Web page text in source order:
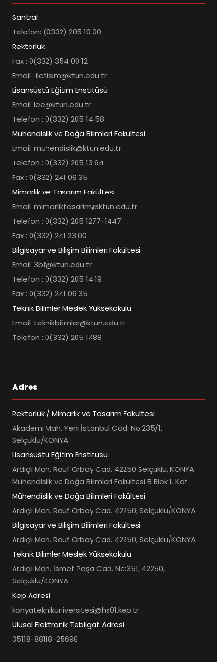
Santral
Telefon: (0332) 205 10 00
Rektörlük
Fax : 0(332) 354 00 12
Email : iletisim@ktun.edu.tr
Lisansüstü Eğitim Enstitüsü
Email: lee@ktun.edu.tr
Telefon : 0(332) 205 14 58
Mühendislik ve Doğa Bilimleri Fakültesi
Email: muhendislik@ktun.edu.tr
Telefon : 0(332) 205 13 64
Fax : 0(332) 241 06 35
Mimarlık ve Tasarım Fakültesi
Email: mimarliktasarim@ktun.edu.tr
Telefon : 0(332) 205 1277-1447
Fax : 0(332) 241 23 00
Bilgisayar ve Bilişim Bilimleri Fakültesi
Email: 3bf@ktun.edu.tr
Telefon : 0(332) 205 14 19
Fax : 0(332) 241 06 35
Teknik Bilimler Meslek Yüksekokulu
Email: teknikbilimler@ktun.edu.tr
Telefon : 0(332) 205 1488
Adres
Rektörlük / Mimarlık ve Tasarım Fakültesi
Akademi Mah. Yeni İstanbul Cad. No:235/1,
Selçuklu/KONYA
Lisansüstü Eğitim Enstitüsü
Ardıçlı Mah. Rauf Orbay Cad. 42250 Selçuklu, KONYA
Mühendislik ve Doğa Bilimleri Fakültesi B Blok 1. Kat
Mühendislik ve Doğa Bilimleri Fakültesi
Ardıçlı Mah. Rauf Orbay Cad. 42250, Selçuklu/KONYA
Bilgisayar ve Bilişim Bilimleri Fakültesi
Ardıçlı Mah. Rauf Orbay Cad. 42250, Selçuklu/KONYA
Teknik Bilimler Meslek Yüksekokulu
Ardıçlı Mah. İsmet Paşa Cad. No:351, 42250,
Selçuklu/KONYA
Kep Adresi
konyateknikuniversitesi@hs01.kep.tr
Ulusal Elektronik Tebligat Adresi
35118-88118-25698